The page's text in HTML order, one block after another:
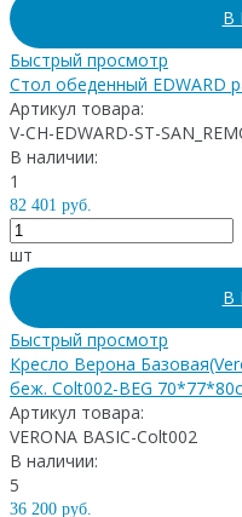
В
Быстрый просмотр
Стол обеденный EDWARD
Артикул товара:
V-CH-EDWARD-ST-
В наличии:
1
82 401 руб.
шт
В
Быстрый просмотр
Кресло Верона
беж. Colt002-BEG
Артикул товара:
VERONA BASIC-Colt002
В наличии:
5
36 200 руб.